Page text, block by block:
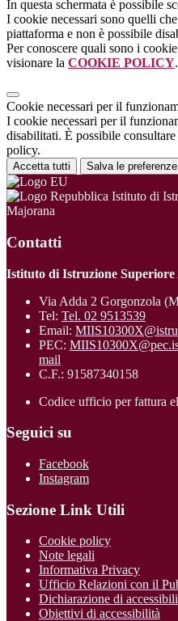
In questa schermata è possibile
I cookie necessari sono quelli
piattaforma e non è possibile
Per conoscere quali sono i
visionare la COOKIE POLICY.
Cookie necessari per il
I cookie necessari per il
disabilitati. È possibile
policy.
Accetta tutti Salva le preferenze
Istituto di
Majorana
Contatti
Istituto di Istruzione
Via Adda 2 Gorgonzola
Tel: Tel. 02 9513539
Email:
PEC:
mail
C.F.: 91587340158
Codice ufficio per fattura
Seguici su
Facebook
Instagram
Sezione Link Utili
Cookie policy
Note legali
Informativa Privacy
Ufficio Relazioni con il
Dichiarazione di
Obiettivi di accessibilità